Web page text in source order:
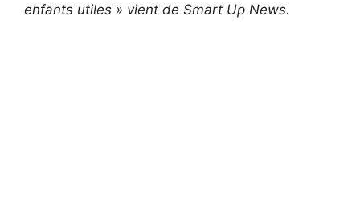
enfants utiles » vient de Smart Up News.